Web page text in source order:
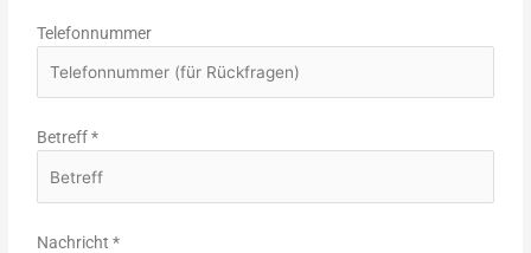
Telefonnummer
Betreff*
Nachricht*